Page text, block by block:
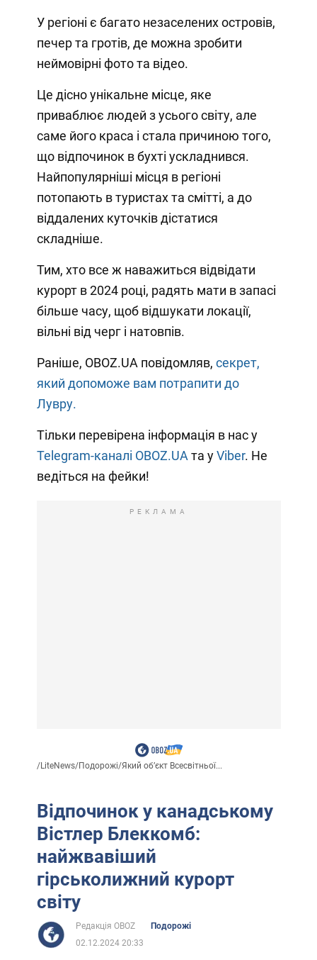
У регіоні є багато незаселених островів,
печер та гротів, де можна зробити
неймовірні фото та відео.
Це дісно унікальне місце, яке
приваблює людей з усього світу, але
саме його краса і стала причиною того,
що відпочинок в бухті ускладнився.
Найпопулярніші місця в регіоні
потопають в туристах та смітті, а до
віддалених куточків дістатися
складніше.
Тим, хто все ж наважиться відвідати
курорт в 2024 році, радять мати в запасі
більше часу, щоб відшукати локації,
вільні від черг і натовпів.
Раніше, OBOZ.UA повідомляв, секрет,
який допоможе вам потрапити до
Лувру.
Тільки перевірена інформація в нас у
Telegram-каналі OBOZ.UA та уViber. Не
ведіться на фейки!
РЕКЛАМА
/LiteNews/Подорожі/Який обʼєкт Всесвітньої...
Відпочинок у канадському
Вістлер Блеккомб:
найжвавіший
гірськолижний курорт
світу
Редакція OBOZ
Подорожі
02.12.2024 20:33